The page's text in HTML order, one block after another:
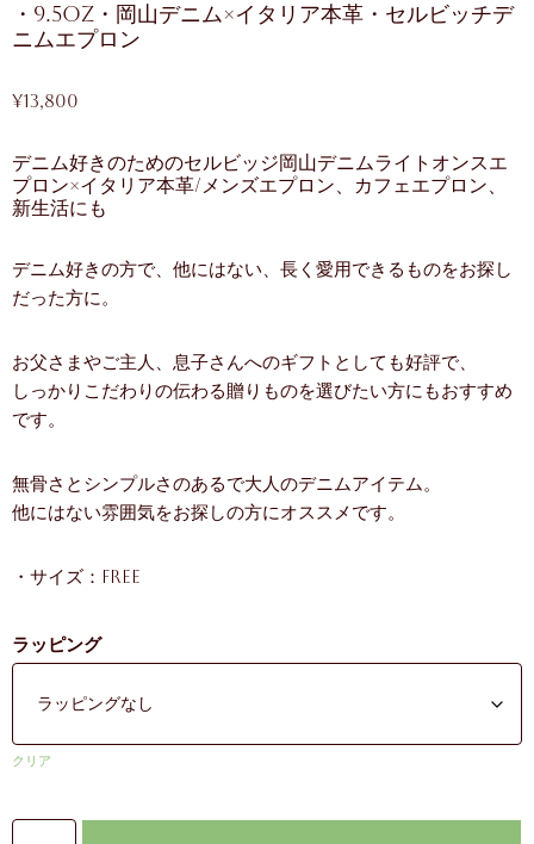
・9.5oz・岡山デニム×イタリア本革・セルビッチデ
ニムエプロン
¥13,800
デニム好きのためのセルビッジ岡山デニムライトオンスエ
プロン×イタリア本革/メンズエプロン、カフェエプロン、
新生活にも
デニム好きの方で、他にはない、長く愛用できるものをお探し
だった方に。
お父さまやご主人、息子さんへのギフトとしても好評で、
しっかりこだわりの伝わる贈りものを選びたい方にもおすすめ
です。
無骨さとシンプルさのあるで大人のデニムアイテム。
他にはない雰囲気をお探しの方にオススメです。
・サイズ：Free
ラッピング
クリア